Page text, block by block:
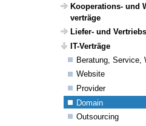
Koope­ra­tions- und
ver­träge
Liefer- und
IT-Verträge
Bera­tung, Service,
Website
Provider
Domain
Outsour­cing